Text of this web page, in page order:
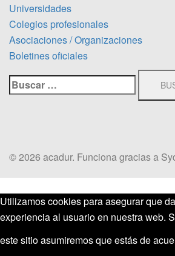
Universidades
Colegios profesionales
Asociaciones / Organizaciones
Boletines oficiales
Buscar:
© 2026 acadur. Funciona gracias a
Utilizamos cookies para asegurar que
experiencia al usuario en nuestra web.
este sitio asumiremos que estás de